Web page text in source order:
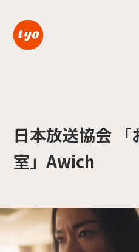
日本放送協会
室」Awich